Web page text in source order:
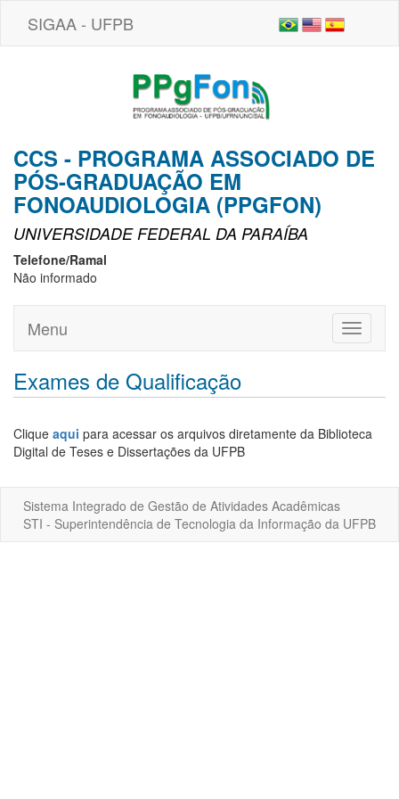
SIGAA - UFPB
CCS - PROGRAMA ASSOCIADO DE
PÓS-GRADUAÇÃO EM
FONOAUDIOLOGIA (PPGFON)
UNIVERSIDADE FEDERAL DA PARAÍBA
Telefone/Ramal
Não informado
Toggle
Menu
Exames de Qualificação
Clique aqui para acessar os arquivos diretamente da Biblioteca
Digital de Teses e Dissertações da UFPB
Sistema Integrado de Gestão de Atividades Acadêmicas
STI - Superintendência de Tecnologia da Informação da UFPB